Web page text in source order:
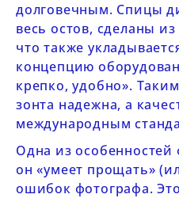
долговечным. Спицы
весь остов, сделаны
что также
концепцию
крепко, удобно».
зонта надежна, а
международным
Одна из особенностей
он «умеет прощать»
ошибок фотографа.